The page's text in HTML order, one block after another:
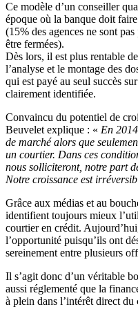
Ce modèle d’un conseiller
époque où la banque doit
(15% des agences ne sont
être fermées).
Dès lors, il est plus rentable
l’analyse et le montage des
qui est payé au seul succès
clairement identifiée.
Convaincu du potentiel de
Beuvelet explique : « En
de marché alors que
un courtier. Dans ces
nous solliciteront, notre part
Notre croissance est
Grâce aux médias et au
identifient toujours mieux
courtier en crédit.
l’opportunité puisqu’ils ont
sereinement entre plusieurs
Il s’agit donc d’un véritable
aussi réglementé que la
à plein dans l’intérêt direct du